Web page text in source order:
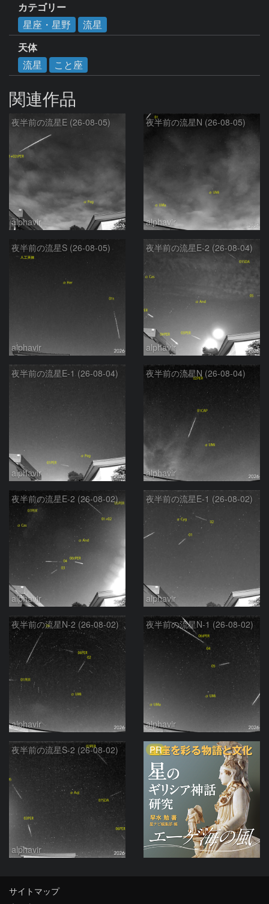
カテゴリー
星座・星野
流星
天体
流星
こと座
関連作品
夜半前の流星E (26-08-05)
alphavir
夜半前の流星N (26-08-05)
alphavir
夜半前の流星S (26-08-05)
alphavir
夜半前の流星E-2 (26-08-04)
alphavir
夜半前の流星E-1 (26-08-04)
alphavir
夜半前の流星N (26-08-04)
alphavir
夜半前の流星E-2 (26-08-02)
alphavir
夜半前の流星E-1 (26-08-02)
alphavir
夜半前の流星N-2 (26-08-02)
alphavir
夜半前の流星N-1 (26-08-02)
alphavir
夜半前の流星S-2 (26-08-02)
alphavir
PR
サイトマップ